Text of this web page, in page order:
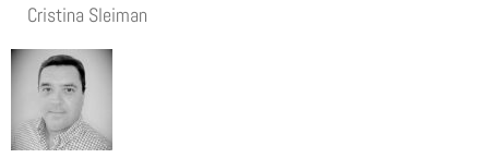
Cristina Sleiman